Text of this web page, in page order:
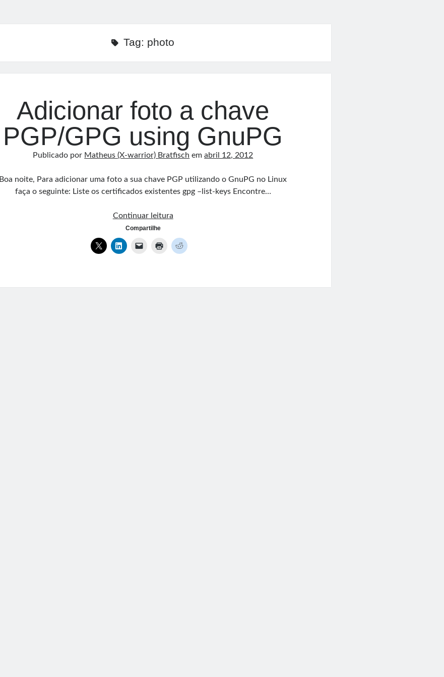
Tag: photo
Adicionar foto a chave
PGP/GPG using GnuPG
Publicado por Matheus (X-warrior) Bratfisch emabril 12, 2012
Boa noite, Para adicionar uma foto a sua chave PGP utilizando o GnuPG no Linux
faça o seguinte: Liste os certificados existentes gpg –list-keys Encontre…
Continuar leituraAdicionar
a
chave
Compartilhe